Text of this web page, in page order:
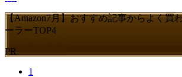
【Amazon7月】おすすめ記事からよく買
ーラーTOP4
PR
1